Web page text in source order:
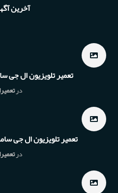
آخرین
تعمیر تلویزیون ال جی
در
تعمیر تلویزیون ال جی
در